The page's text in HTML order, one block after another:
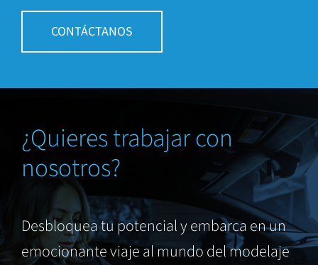
CONTÁCTANOS
¿Quieres trabajar con
nosotros?
Desbloquea tu potencial y embarca en un
emocionante viaje al mundo del modelaje